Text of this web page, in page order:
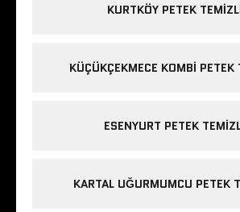
KURTKÖY PETEK
KÜÇÜKÇEKMECE KOMBI PETEK
ESENYURT PETEK
KARTAL UĞURMUMCU PETEK